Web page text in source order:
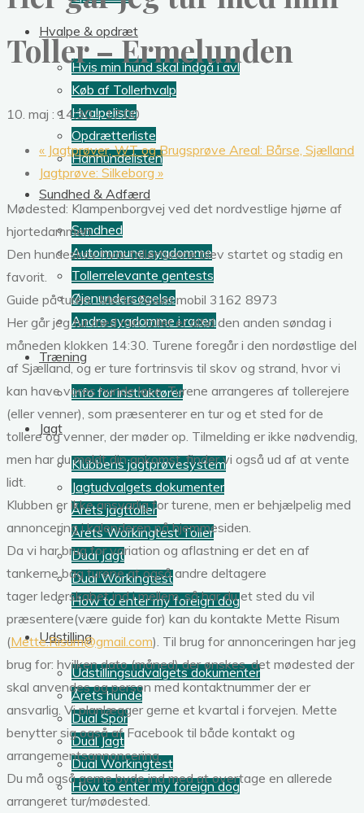
Hvalpe & opdræt
Hvis min hund skal indgå i avl
Køb af Tollerhvalp
Hvalpeliste
Opdrætterliste
Hanhundelisten
Sundhed & Adfærd
Sundhed
Autoimmune sygdomme
Tollerrelevante gentests
Øjenundersøgelse
Andre sygdomme i racen
Træning
Info for instruktører
Jagt
Klubbens jagtprøvesystem
Jagtudvalgets dokumenter
Årets jagttoller
Årets Workingtest Toller
Dual Jagt
Dual Workingtest
How to enter my foreign dog
Udstilling
Udstillingsudvalgets dokumenter
Årets hunde
Dual Spor
Dual Jagt
Dual Workingtest
How to enter my foreign dog
Toller – Ermelunden
10. maj : 14:30-17:00
« Jagtprøver, WT og Brugsprøve Areal: Bårse, Sjælland
Jagtprøve: Silkeborg »
Mødested: Klampenborgvej ved det nordvestlige hjørne af
hjortedammen
Den hundeskov hvor tollerturene blev startet og stadig en
favorit.
Guide på turen: Mette Risum mobil 3162 8973
Her går jeg tur med min toller er altid den anden søndag i
måneden klokken 14:30. Turene foregår i den nordøstlige del
af Sjælland, og er ture fortrinsvis til skov og strand, hvor vi
kan have vores hunde løse. Turene arrangeres af tollerejere
(eller venner), som præsenterer en tur og et sted for de
tollere og venner, der møder op. Tilmelding er ikke nødvendig,
men har du meldt din ankomst, finder vi også ud af at vente
lidt.
Klubben er ikke ansvarlig for turene, men er behjælpelig med
annoncering i kalenderen på hjemmesiden.
Da vi har brug for variation og aflastning er det en af
tankerne bag turene at også andre deltagere
tager lederskabet ind i mellem, så har du et sted du vil
præsentere(være guide for) kan du kontakte Mette Risum
(Mette.Risum@gmail.com). Til brug for annonceringen har jeg
brug for: hvilken dato (måned) der ønskes, det mødested der
skal anvendes og person med kontaktnummer der er
ansvarlig. Vi planlægger gerne et kvartal i forvejen. Mette
benytter sig også af Facebook til både kontakt og
arrangementsannoncering.
Du må også gerne byde ind med at overtage en allerede
arrangeret tur/mødested.